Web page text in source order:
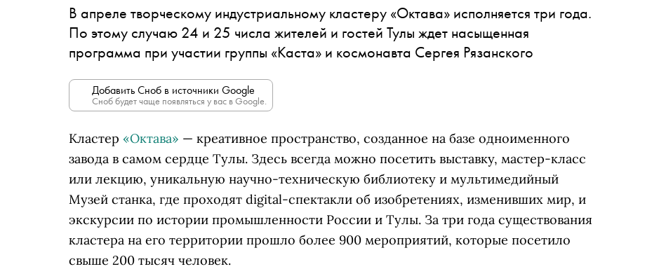
В апреле творческому индустриальному кластеру «Октава» исполняется три года.
По этому случаю 24 и 25 числа жителей и гостей Тулы ждет насыщенная
программа при участии группы «Каста» и космонавта Сергея Рязанского
Добавить Сноб в источники Google
Сноб будет чаще появляться у вас в Google.
Кластер «Октава» — креативное пространство, созданное на базе одноименного
завода в самом сердце Тулы. Здесь всегда можно посетить выставку, мастер-класс
или лекцию, уникальную научно-техническую библиотеку и мультимедийный
Музей станка, где проходят digital-спектакли об изобретениях, изменивших мир, и
экскурсии по истории промышленности России и Тулы. За три года существования
кластера на его территории прошло более 900 мероприятий, которые посетило
свыше 200 тысяч человек.